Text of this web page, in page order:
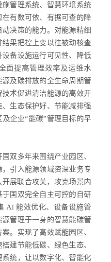
管理系统、智慧环境系统
有数可依、有据可查的降
决策的能力。对能源精细
果把控上变以往被动核查
备设施运行可见性、降低
面提高管理效率及运维水
及碳排放的全生命周期管
术促进清洁能源的高效开
生态保护好、节能减排强
企业“能碳”管理目标的早
双多年来围绕产业园区、
引入能源领域资深业务专
展联合攻关，攻克场景内
国双完全自主可控的自研
AI 能效优化、设备设施管
管理于一身的智慧能碳管
。实现了高效赋能园区、
建节能低碳、绿色生态、
统，让以数字化、智能化